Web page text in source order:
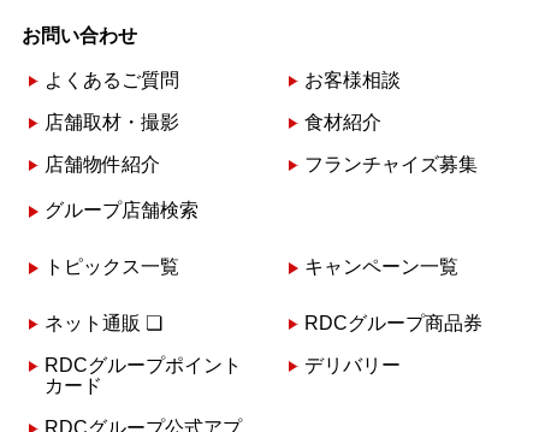
お問い合わせ
よくあるご質問 お客様相談
店舗取材・撮影 食材紹介
店舗物件紹介 フランチャイズ募集
グループ店舗検索
トピックス一覧 キャンペーン一覧
ネット通販 ❏ RDCグループ商品券
RDCグループポイント
カード
デリバリー
RDCグループ公式アプ